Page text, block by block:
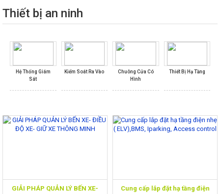
Máy In - Ấn
Máy Chiếu
Linh kiện máy tính
Hệ Thống Giám Sát
Thiết bị an ninh
Hệ Thống Giám
Sát
Kiểm Soát Ra Vào
Chuông Cửa Có
Hình
Thiết Bị Hạ Tầng
GIẢI PHÁP QUẢN LÝ BẾN XE-
Cung cấp lắp đặt hạ tầng điện